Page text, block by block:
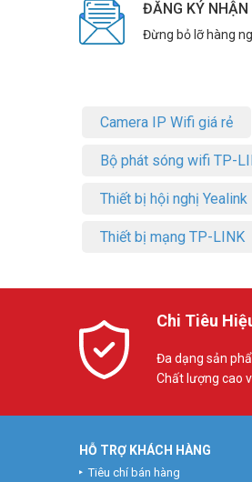
ĐĂNG KÝ NHẬN
Đừng bỏ lỡ hàng
Camera IP Wifi giá rẻ
Bộ phát sóng wifi TP-
Thiết bị hội nghị Yealink
Thiết bị mạng TP-LINK
Chi Tiêu
Đa dạng sản
Chất lượng cao
HỖ TRỢ KHÁCH HÀNG
Tiêu chí bán hàng